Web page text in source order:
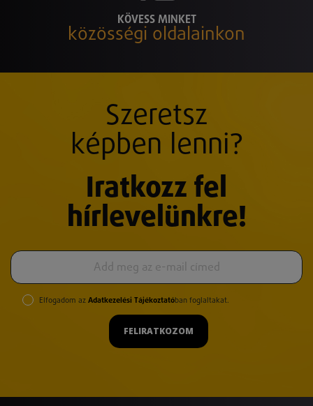
KÖVESS MINKET
közösségi oldalainkon
Szeretsz
képben lenni?
Iratkozz fel
hírlevelünkre!
Elfogadom az Adatkezelési Tájékoztatóban foglaltakat.
FELIRATKOZOM